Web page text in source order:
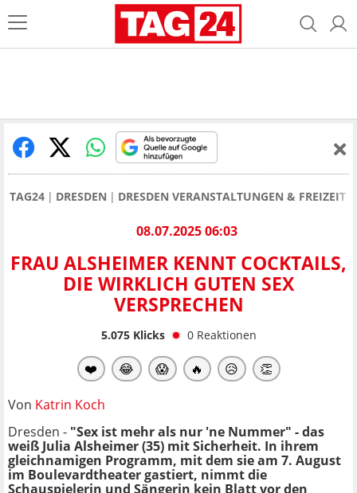
TAG24 DRESDEN DRESDEN VERANSTALTUNGEN & FREIZEIT
08.07.2025 06:03
FRAU ALSHEIMER KENNT COCKTAILS,
DIE WIRKLICH GUTEN SEX
VERSPRECHEN
5.075Klicks 0 Reaktionen
❤️ 😂 😱 🔥 😥 👏
Von Katrin Koch
Dresden - "Sex ist mehr als nur 'ne Nummer" - das
weiß Julia Alsheimer (35) mit Sicherheit. In ihrem
gleichnamigen Programm, mit dem sie am 7. August
im Boulevardtheater gastiert, nimmt die
Schauspielerin und Sängerin kein Blatt vor den